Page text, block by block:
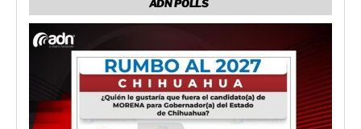
ADN POLLS